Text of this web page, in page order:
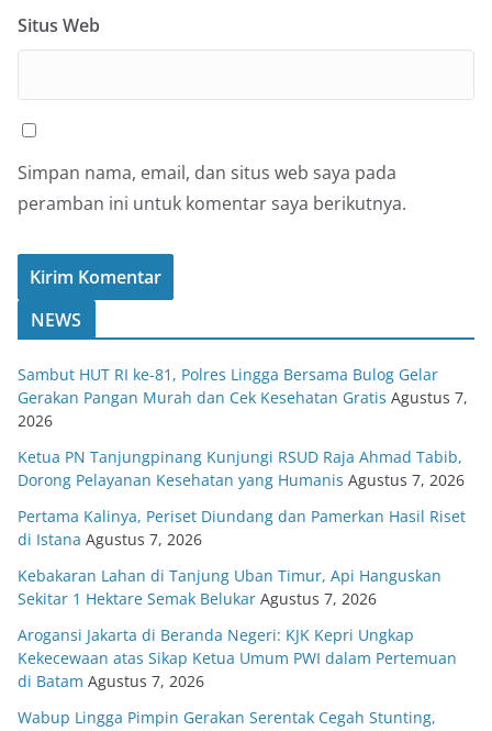
Situs Web
Simpan nama, email, dan situs web saya pada
peramban ini untuk komentar saya berikutnya.
NEWS
Sambut HUT RI ke-81, Polres Lingga Bersama Bulog Gelar
Gerakan Pangan Murah dan Cek Kesehatan Gratis Agustus 7,
2026
Ketua PN Tanjungpinang Kunjungi RSUD Raja Ahmad Tabib,
Dorong Pelayanan Kesehatan yang Humanis Agustus 7, 2026
Pertama Kalinya, Periset Diundang dan Pamerkan Hasil Riset
di Istana Agustus 7, 2026
Kebakaran Lahan di Tanjung Uban Timur, Api Hanguskan
Sekitar 1 Hektare Semak Belukar Agustus 7, 2026
Arogansi Jakarta di Beranda Negeri: KJK Kepri Ungkap
Kekecewaan atas Sikap Ketua Umum PWI dalam Pertemuan
di Batam Agustus 7, 2026
Wabup Lingga Pimpin Gerakan Serentak Cegah Stunting,